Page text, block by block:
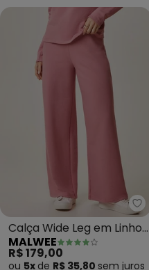
Calça Wide Leg em Linho
(Rosê)
MALWEE
R$ 179,00
ou 5x de R$ 35,80 sem juros